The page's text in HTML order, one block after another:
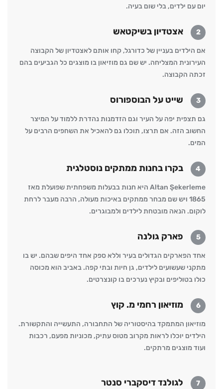
יום עם ילדים, בלי שום בעיה.
2 אצטדיון בשיקטאש
אם הילדים בעניין של כדורגל, קחו אותם לאצטדיון של הקבוצה
העירונית המצליחה. יש שם גם מוזיאון בו מוצגים כל הגביעים בהם
זכתה הקבוצה.
3 שייט על הבוספורוס
גם תצפית יפה על העיר וגם הזדמנות נהדרת ללמוד על המיצר
החשוב הזה. אם תרצו, תוכלו גם להאכיל את השחפים הרבים על
המים.
4 בקרו בחנות ממתקים נוסטלגית
Altan Şekerleme היא חנות בבעלות משפחתית שפועלת מאז
1865 ויש שם מבחר ממתקים באיכות מעולה, הרבה מעבר לרחת
לוקום. הנאה מובטחת לילדים ולמבוגרים.
5 פארק גולנה
אחד הפארקים הגדולים בעיר וללא ספק אחד היפים שבהם. יש בו
מתקני שעשועים לילדים, גן חיות ובתי קפה. באביב הוא מכוסה
כולו בטוליפים ובקיץ נערכים בו קונצרטים.
6 מוזיאון רחמי מ. קוץ
מוזיאון המתמקד בהיסטוריה של התחבורה, התעשייה והתקשורת.
הילדים יוכלו לראות מקרוב מטוס עתיק, מכוניות מפעם, רכבות
ועוד מוצגים מרתקים.
7 לגולנד דיסקברי סנטר